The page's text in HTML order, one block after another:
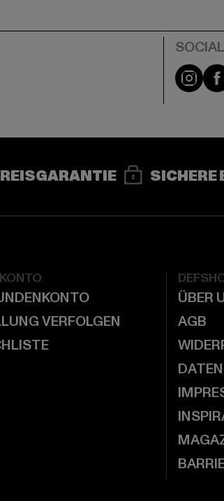
SICHERE
VERFOLGEN
ÜBER
AGB